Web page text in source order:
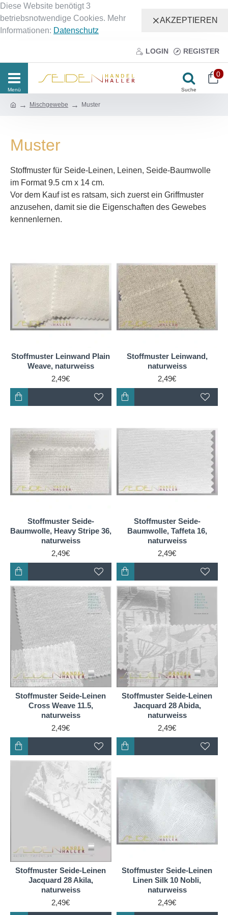
Diese Website benötigt 3
betriebsnotwendige Cookies. Mehr
Informationen: Datenschutz
AKZEPTIEREN
LOGIN REGISTER
0
Mischgewebe Muster
Muster
Stoffmuster für Seide-Leinen, Leinen, Seide-Baumwolle
im Format 9.5 cm x 14 cm.
Vor dem Kauf ist es ratsam, sich zuerst ein Griffmuster
anzusehen, damit sie die Eigenschaften des Gewebes
kennenlernen.
Stoffmuster Leinwand Plain
Weave, naturweiss
2,49€
Stoffmuster Leinwand,
naturweiss
2,49€
Stoffmuster Seide-
Baumwolle, Heavy Stripe 36,
naturweiss
2,49€
Stoffmuster Seide-
Baumwolle, Taffeta 16,
naturweiss
2,49€
Stoffmuster Seide-Leinen
Cross Weave 11.5,
naturweiss
2,49€
Stoffmuster Seide-Leinen
Jacquard 28 Abida,
naturweiss
2,49€
Stoffmuster Seide-Leinen
Jacquard 28 Akila,
naturweiss
2,49€
Stoffmuster Seide-Leinen
Linen Silk 10 Nobli,
naturweiss
2,49€